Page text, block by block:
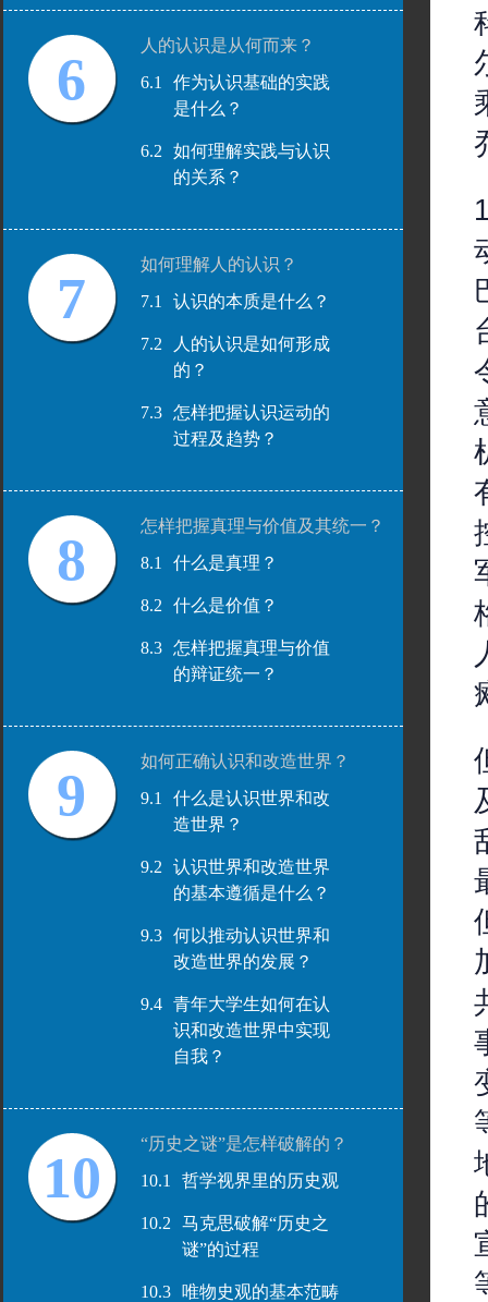
6
人的认识是从何而来？
6.1
作为认识基础的实践
是什么？
6.2
如何理解实践与认识
的关系？
7
如何理解人的认识？
7.1
认识的本质是什么？
7.2
人的认识是如何形成
的？
7.3
怎样把握认识运动的
过程及趋势？
8
怎样把握真理与价值及其统一？
8.1
什么是真理？
8.2 什么是价值？
8.3
怎样把握真理与价值
的辩证统一？
9
如何正确认识和改造世界？
9.1
什么是认识世界和改
造世界？
9.2
认识世界和改造世界
的基本遵循是什么？
9.3
何以推动认识世界和
改造世界的发展？
9.4
青年大学生如何在认
识和改造世界中实现
自我？
10
“历史之谜”是怎样破解的？
10.1
哲学视界里的历史观
10.2
马克思破解“历史之
谜”的过程
10.3 唯物史观的基本范畴